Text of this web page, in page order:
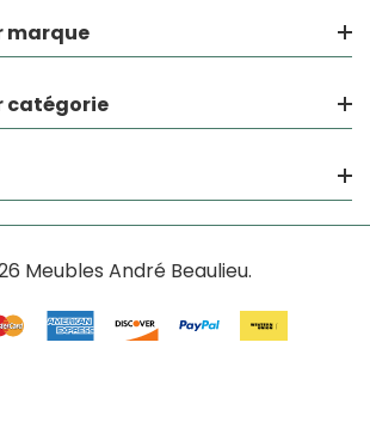
marque
catégorie
Meubles André Beaulieu.